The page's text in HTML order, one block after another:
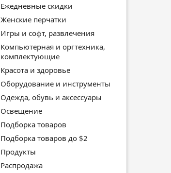
Ежедневные скидки
Женские перчатки
Игры и софт, развлечения
Компьютерная и оргтехника,
комплектующие
Красота и здоровье
Оборудование и инструменты
Одежда, обувь и аксессуары
Освещение
Подборка товаров
Подборка товаров до $2
Продукты
Распродажа